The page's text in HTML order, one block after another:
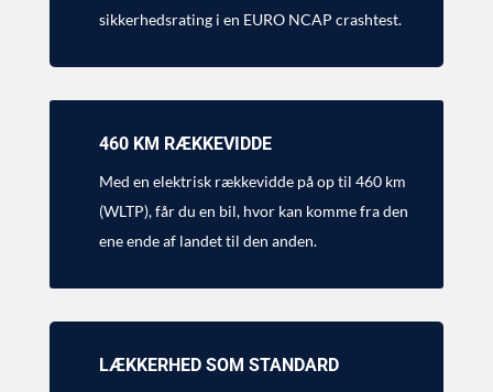
460 KM RÆKKEVIDDE
Med en elektrisk rækkevidde på op til 460 km
(WLTP), får du en bil, hvor kan komme fra den
ene ende af landet til den anden.
sikkerhedsrating i en EURO NCAP crashtest.
LÆKKERHED SOM STANDARD